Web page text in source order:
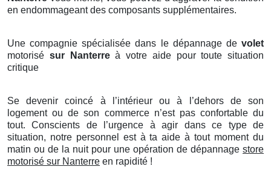
en endommageant des composants supplémentaires.
Une compagnie spécialisée dans le dépannage de volet
motorisé sur Nanterreà votre aide pour toute situation
critique
Se devenir coincé à l’intérieur ou à l’dehors de son
logement ou de son commerce n’est pas confortable du
tout. Conscients de l’urgence à agir dans ce type de
situation, notre personnel est à ta aide à tout moment du
matin ou de la nuit pour une opération de dépannage store
motorisé sur Nanterre en rapidité !